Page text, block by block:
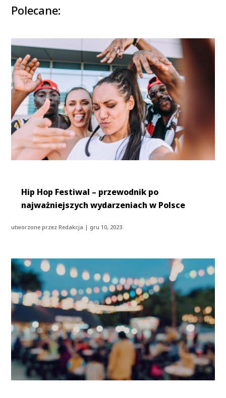
Polecane:
Hip Hop Festiwal – przewodnik po
najważniejszych wydarzeniach w Polsce
utworzone przezRedakcja | gru 10, 2023